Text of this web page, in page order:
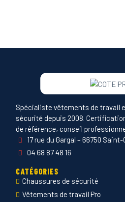
Spécialiste vêtements de travail
sécurité depuis 2008.
de référence, conseil
17 rue du Gargal – 66750
04 68 87 48 16
CATÉGORIES
Chaussures de sécurité
Vêtements de travail Pro